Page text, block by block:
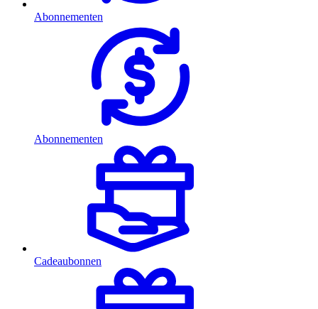
Abonnementen
Abonnementen
Cadeaubonnen